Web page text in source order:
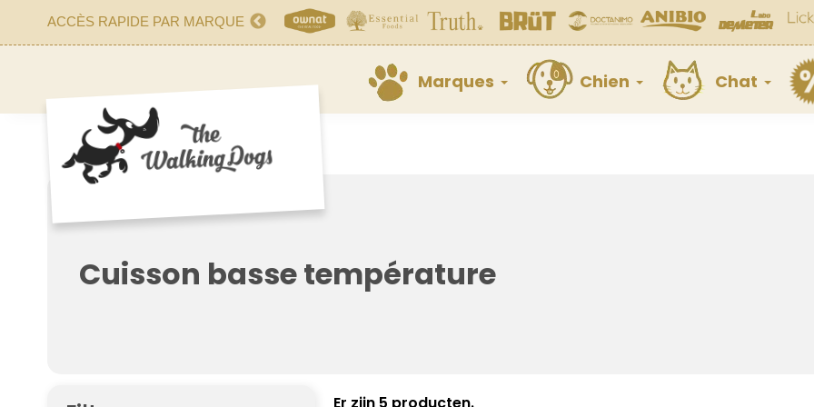
ACCÈS RAPIDE PAR MARQUE
Marques Chien Chat
Cuisson basse température